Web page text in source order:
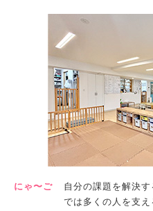
にゃ〜ご
自分の課題を解決
では多くの人を支え